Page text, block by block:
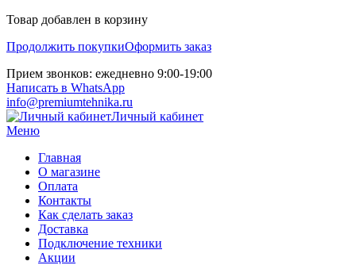
Товар добавлен в корзину
Продолжить покупкиОформить заказ
Прием звонков: ежедневно 9:00-19:00
Написать в WhatsApp
info@premiumtehnika.ru
Личный кабинет
Меню
Главная
О магазине
Оплата
Контакты
Как сделать заказ
Доставка
Подключение техники
Акции